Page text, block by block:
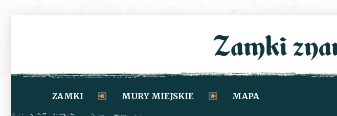
ZAMKI MURY MIEJSKIE MAPA